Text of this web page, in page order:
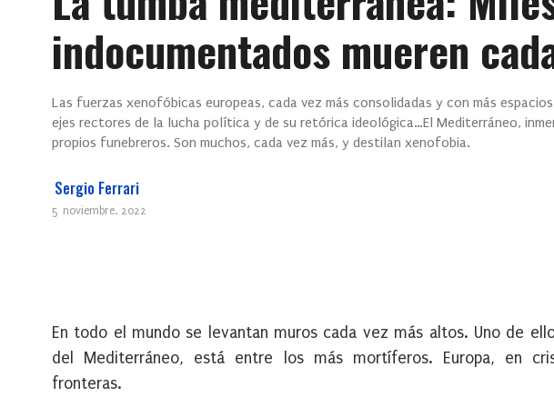
indocumentados mueren
Las fuerzas xenofóbicas europeas, cada vez más consolidadas y con más
ejes rectores de la lucha política y de su retórica ideológica…El Mediterráneo,
propios funebreros. Son muchos, cada vez más, y destilan xenofobia.
Sergio Ferrari
5 noviembre, 2022
En todo el mundo se levantan muros cada vez más altos. Uno de
del Mediterráneo, está entre los más mortíferos. Europa, en
fronteras.